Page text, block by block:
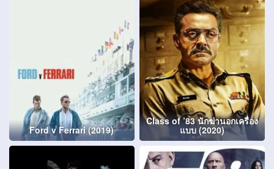
Ford v Ferrari (2019)
Class of ’83 นักฆ่านอกเครื่อง
แบบ (2020)